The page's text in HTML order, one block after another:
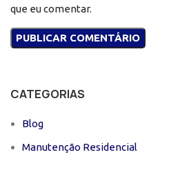
que eu comentar.
CATEGORIAS
Blog
Manutenção Residencial